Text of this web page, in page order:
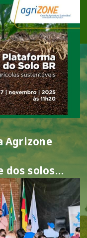
Agrizone
dos solos